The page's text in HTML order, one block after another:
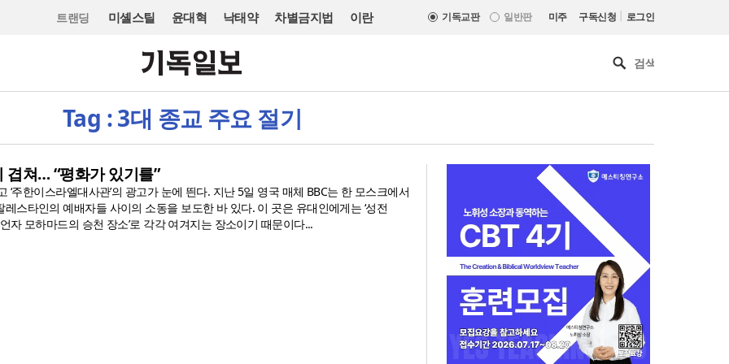
트랜딩 미셸스틸 윤대혁 낙태약 차별금지법 이란 기독교판 일반판 미주 구독신청 | 로그인
Tag : 3대 종교 주요 절기
겹쳐… “평화가 있기를”
‘주한이스라엘대사관’의 광고가 눈에 띈다. 지난 5일 영국 매체 BBC는 한 모스크에서
스타인의 예배자들 사이의 소동을 보도한 바 있다. 이 곳은 유대인에게는 ‘성전
자 모하마드의 승천 장소’로 각각 여겨지는 장소이기 때문이다...
올리벳대학교, 120만 평 리버사